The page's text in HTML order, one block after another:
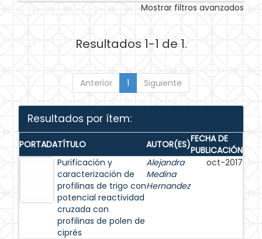
Mostrar filtros avanzados
Resultados 1-1 de 1.
Anterior 1 Siguiente
Resultados por ítem:
PORTADATÍTULO AUTOR(ES)FECHA DE
PUBLICACIÓN
Purificación y
caracterización de
profilinas de trigo con
potencial reactividad
cruzada con
profilinas de polen de
ciprés
Alejandra
Medina
Hernandez
oct-2017